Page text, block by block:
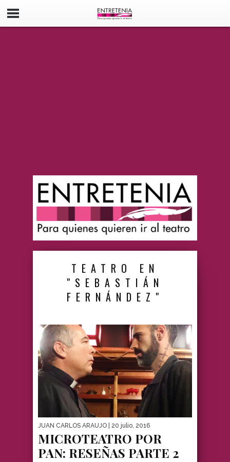
TEATRO EN
"SEBASTIÁN
FERNÁNDEZ"
JUAN CARLOS ARAUJO | 20 julio, 2016
MICROTEATRO POR
PAN: RESEÑAS PARTE 2